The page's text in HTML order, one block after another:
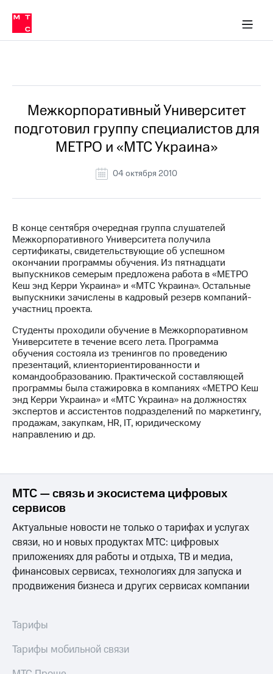
Медиа-центр
и акционерам
Устойчивое развитие
Комплаенс и деловая этика
компании
Карьера
История
компании
Руководство
информация
Контакты
Медиа-центр
Пресс-
релизы
МТС
о технологиях
Достижения
Интервью
Финансовая
отчетность
Контакты
Новости
Корпоративное
Корпоративный
секретарь
Раскрытие
информации
Информация
акционерам
Личный
в МТС
Пресс-
релизы
МТС
о технологиях
Межкорпоративный Университет
подготовил группу специалистов для
МЕТРО и «МТС Украина»
04 октября 2010
В конце сентября очередная группа слушателей
Межкорпоративного Университета получила
сертификаты, свидетельствующие об успешном
окончании программы обучения. Из пятнадцати
выпускников семерым предложена работа в «МЕТРО
Кеш энд Керри Украина» и «МТС Украина». Остальные
выпускники зачислены в кадровый резерв компаний-
участниц проекта.
Студенты проходили обучение в Межкорпоративном
Университете в течение всего лета. Программа
обучения состояла из тренингов по проведению
презентаций, клиенториентированности и
командообразованию. Практической составляющей
программы была стажировка в компаниях «МЕТРО Кеш
энд Керри Украина» и «МТС Украина» на должностях
экспертов и ассистентов подразделений по маркетингу,
продажам, закупкам, HR, IТ, юридическому
направлению и др.
МТС — связь и экосистема цифровых
сервисов
Актуальные новости не только о тарифах и услугах
связи, но и новых продуктах МТС: цифровых
приложениях для работы и отдыха, ТВ и медиа,
финансовых сервисах, технологиях для запуска и
продвижения бизнеса и других сервисах компании
Тарифы
Тарифы мобильной связи